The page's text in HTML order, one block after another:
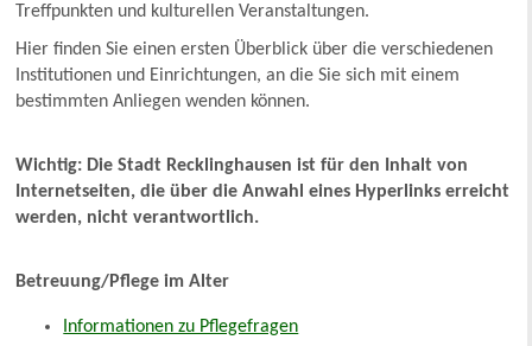
Treffpunkten und kulturellen Veranstaltungen.
Hier finden Sie einen ersten Überblick über die verschiedenen
Institutionen und Einrichtungen, an die Sie sich mit einem
bestimmten Anliegen wenden können.
Wichtig: Die Stadt Recklinghausen ist für den Inhalt von
Internetseiten, die über die Anwahl eines Hyperlinks erreicht
werden, nicht verantwortlich.
Betreuung/Pflege im Alter
Informationen zu Pflegefragen